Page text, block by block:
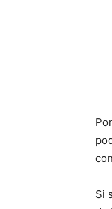
Si